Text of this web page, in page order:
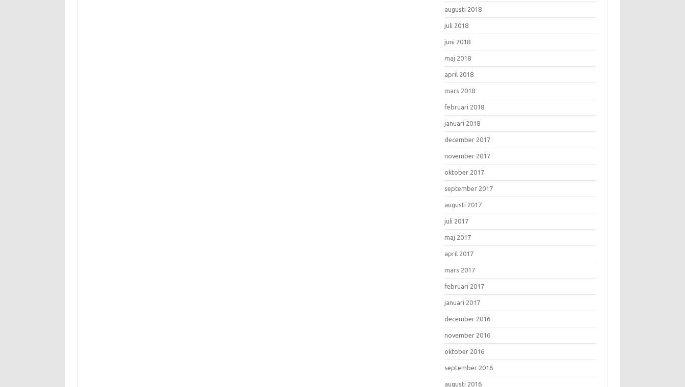
augusti 2018
juli 2018
juni 2018
maj 2018
april 2018
mars 2018
februari 2018
januari 2018
december 2017
november 2017
oktober 2017
september 2017
augusti 2017
juli 2017
maj 2017
april 2017
mars 2017
februari 2017
januari 2017
december 2016
november 2016
oktober 2016
september 2016
augusti 2016